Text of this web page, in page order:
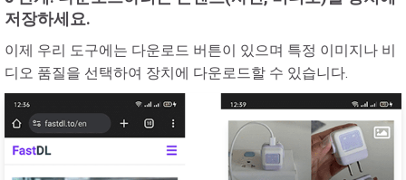
저장하세요.
이제 우리 도구에는 다운로드 버튼이 있으며 특정 이미지나 비
디오 품질을 선택하여 장치에 다운로드할 수 있습니다.